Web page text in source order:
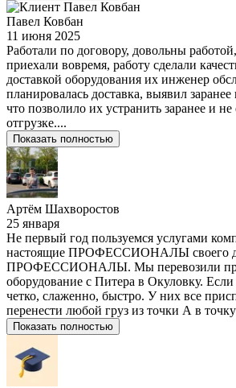
Павел Ковбан
11 июня 2025
Работали по договору, довольны
приехали вовремя, работу сделали
доставкой оборудования их инженер
планировалась доставка, выявил
что позволило их устранить заранее и не
отгрузке....
Показать полностью
Артём Шахворостов
25 января
Не первый год пользуемся услугами
настоящие ПРОФЕССИОНАЛЫ своего
ПРОФЕССИОНАЛЫ. Мы перевозили
оборудование с Питера в Окуловку. Если
четко, слаженно, быстро. У них все
перенести любой груз из точки А в
Показать полностью